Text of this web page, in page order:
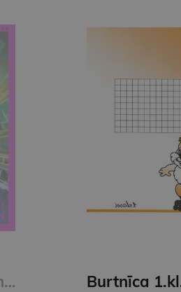
Percy Jackson and The Olympians #4: The Battle of the Labyrinth